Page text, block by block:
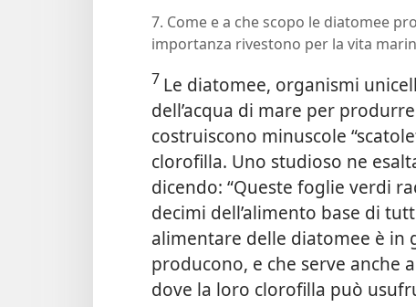
7. Come e a che scopo le diatomee
importanza rivestono per la vita
7 Le diatomee, organismi
dell’acqua di mare per
costruiscono minuscole
clorofilla. Uno studioso ne
dicendo: “Queste foglie verdi
decimi dell’alimento base di
alimentare delle diatomee è in
producono, e che serve anche
dove la loro clorofilla può